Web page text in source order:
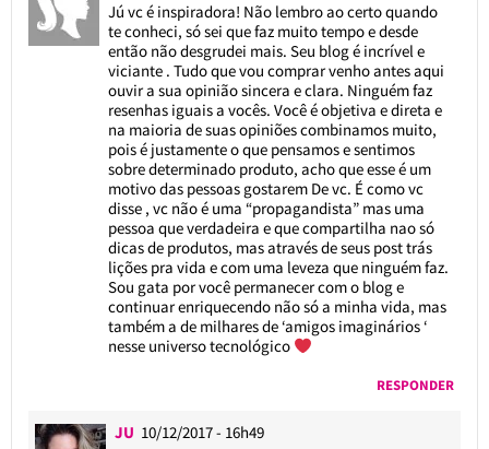
Jú vc é inspiradora! Não lembro ao certo quando
te conheci, só sei que faz muito tempo e desde
então não desgrudei mais. Seu blog é incrível e
viciante . Tudo que vou comprar venho antes aqui
ouvir a sua opinião sincera e clara. Ninguém faz
resenhas iguais a vocês. Você é objetiva e direta e
na maioria de suas opiniões combinamos muito,
pois é justamente o que pensamos e sentimos
sobre determinado produto, acho que esse é um
motivo das pessoas gostarem De vc. É como vc
disse , vc não é uma “propagandista” mas uma
pessoa que verdadeira e que compartilha nao só
dicas de produtos, mas através de seus post trás
lições pra vida e com uma leveza que ninguém faz.
Sou gata por você permanecer com o blog e
continuar enriquecendo não só a minha vida, mas
também a de milhares de ‘amigos imaginários ‘
nesse universo tecnológico
RESPONDER
JU 10/12/2017 - 16h49